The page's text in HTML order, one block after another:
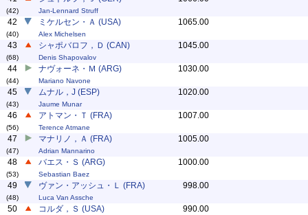
(42) Jan-Lennard Struff
42
(40)
ミケルセン・Ａ (USA)
Alex Michelsen
1065.00
43
(68)
シャポバロフ，Ｄ (CAN)
Denis Shapovalov
1045.00
44
(44)
ナヴォーネ・Ｍ (ARG)
Mariano Navone
1030.00
45
(43)
ムナル，J (ESP)
Jaume Munar
1020.00
46
(56)
アトマン・Ｔ (FRA)
Terence Atmane
1007.00
47
(47)
マナリノ，Ａ (FRA)
Adrian Mannarino
1005.00
48
(53)
バエス・Ｓ (ARG)
Sebastian Baez
1000.00
49
(48)
ヴァン・アッシュ・Ｌ (FRA)
Luca Van Assche
998.00
50 コルダ，Ｓ (USA) 990.00